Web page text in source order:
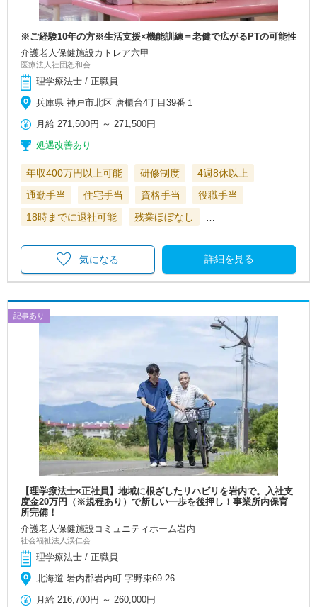
※ご経験10年の方※生活支援×機能訓練＝老健で広がるPTの可能性
介護老人保健施設カトレア六甲
医療法人社団恕和会
理学療法士 / 正職員
兵庫県 神戸市北区 唐櫃台4丁目39番１
月給 271,500円 ～ 271,500円
処遇改善あり
年収400万円以上可能 研修制度
4週8休以上
通勤手当
住宅手当 資格手当
役職手当
18時までに退社可能
残業ほぼなし
詳細を見る
気になる
記事あり
【理学療法士×正社員】地域に根ざしたリハビリを岩内で。入社支
度金20万円（※規程あり）で新しい一歩を後押し！事業所内保育
所完備！
介護老人保健施設コミュニティホーム岩内
社会福祉法人渓仁会
理学療法士 / 正職員
北海道 岩内郡岩内町 字野束69-26
月給 216,700円 ～260,000円